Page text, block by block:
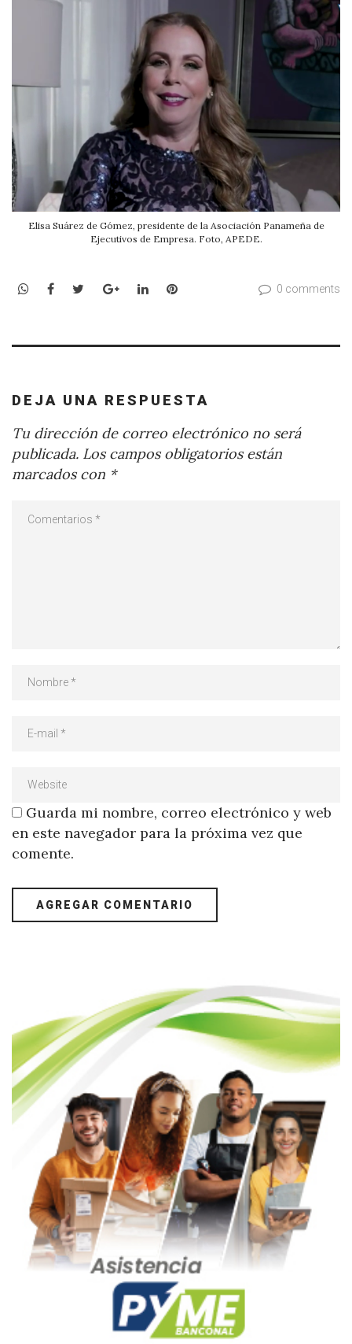
Elisa Suárez de Gómez, presidente de la Asociación Panameña de
Ejecutivos de Empresa. Foto, APEDE.
WhatsApp
Facebook
TwitterGoogle+LinkedInPinterest 0 comments
DEJA UNA RESPUESTA
Tu dirección de correo electrónico no será
publicada. Los campos obligatorios están
marcados con *
Guarda mi nombre, correo electrónico y web
en este navegador para la próxima vez que
comente.